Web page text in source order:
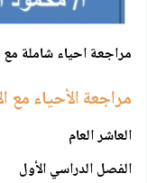
مراجعة احياء شاملة
مراجعة الأحياء مع
العاشر العام
الفصل الدراسي الأول